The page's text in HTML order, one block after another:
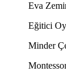
Eva
Eğitici
Minder